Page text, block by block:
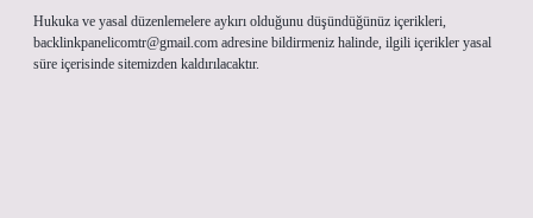
Hukuka ve yasal düzenlemelere aykırı olduğunu düşündüğünüz içerikleri,
backlinkpanelicomtr@gmail.com adresine bildirmeniz halinde, ilgili içerikler yasal
süre içerisinde sitemizden kaldırılacaktır.